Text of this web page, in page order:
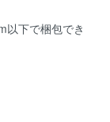
以下で梱包でき